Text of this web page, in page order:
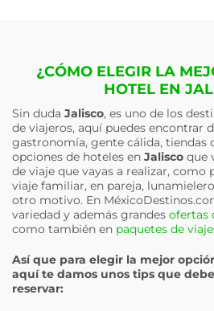
¿CÓMO ELEGIR LA
HOTEL EN
Sin duda Jalisco, es uno de los
de viajeros, aquí puedes encontrar
gastronomía, gente cálida, tiendas
opciones de hoteles en Jalisco que
de viaje que vayas a realizar, como
viaje familiar, en pareja,
otro motivo. En
variedad y además grandes ofertas
como también en paquetes de
Así que para elegir la mejor
aquí te damos unos tips que
reservar: